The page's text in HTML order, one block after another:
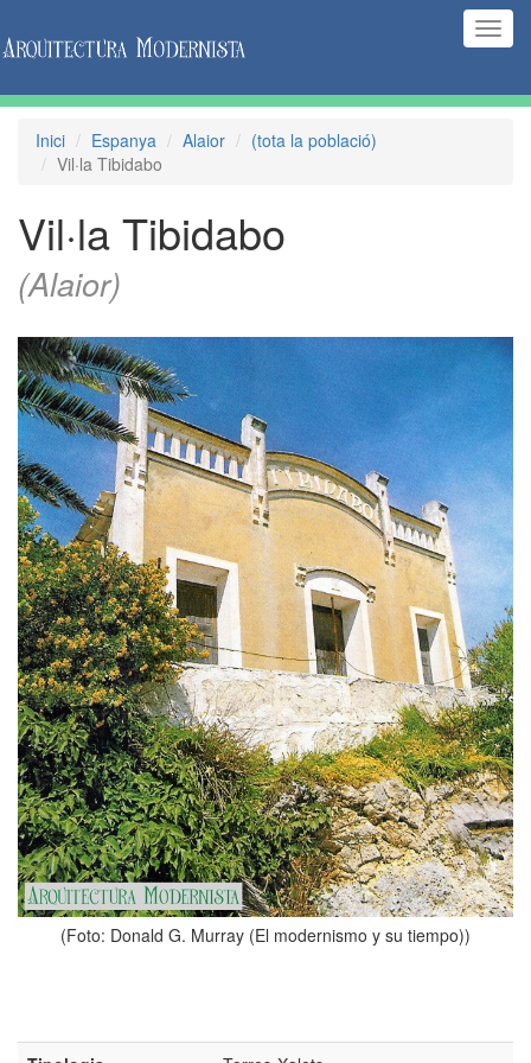
Inici Espanya Alaior
(tota la població)
Vil·la Tibidabo
Vil·la Tibidabo
(Alaior)
(Foto: Donald G. Murray (El modernismo y su tiempo))